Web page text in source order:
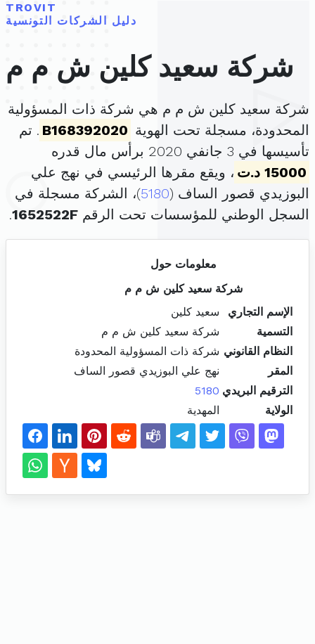
TROVIT
دليل الشركات التونسية
شركة سعيد كلين ش م م
شركة سعيد كلين ش م م هي شركة ذات المسؤولية
المحدودة، مسجلة تحت الهوية B168392020 . تم
تأسيسها في 3 جانفي 2020 برأس مال قدره
15000 د.ت
، ويقع مقرها الرئيسي في نهج علي
البوزيدي قصور الساف (5180)، الشركة مسجلة في
السجل الوطني للمؤسسات تحت الرقم 1652522F
.
معلومات حول
شركة سعيد كلين ش م م
الإسم التجاري
سعيد كلين
التسمية
شركة سعيد كلين ش م م
النظام القانوني شركة ذات المسؤولية المحدودة
المقر
نهج علي البوزيدي قصور الساف
الترقيم البريدي 5180
الولاية
المهدية